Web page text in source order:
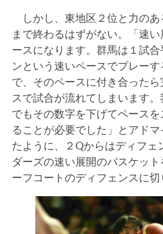
しかし、東地区２位と力のあ
まで終わるはずがない。「速
ースになります。群馬は１試合
ンという速いペースでプレー
で、そのペースに付き合った
スで試合が流れてしまいます
でもその数字を下げてペース
ることが必要でした」とアド
たように、２Qからはディフェ
ダーズの速い展開のバスケッ
ーフコートのディフェンスに切